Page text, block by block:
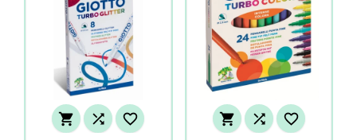
     